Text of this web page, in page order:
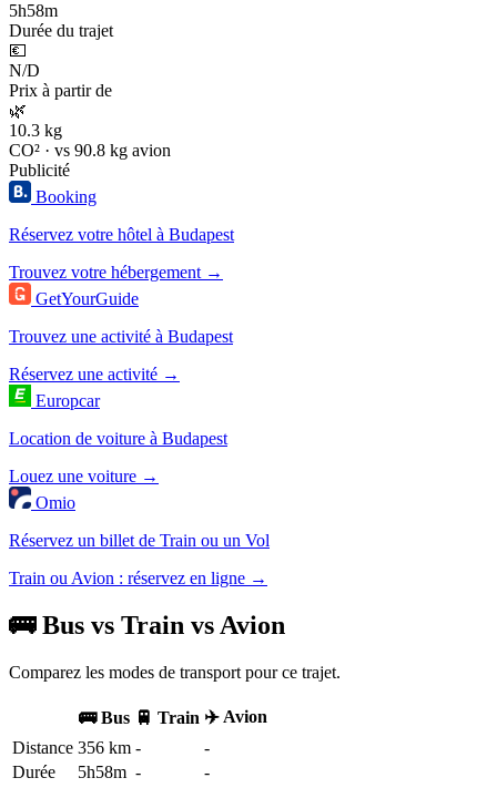
5h58m
Durée du trajet
💶
N/D
Prix à partir de
🌿
10.3 kg
CO² · vs 90.8 kg avion
Publicité
Booking
Réservez votre hôtel à Budapest
Trouvez votre hébergement →
GetYourGuide
Trouvez une activité à Budapest
Réservez une activité →
Europcar
Location de voiture à Budapest
Louez une voiture →
Omio
Réservez un billet de Train ou un Vol
Train ou Avion : réservez en ligne →
🚌 Bus vs Train vs Avion
Comparez les modes de transport pour ce trajet.
🚌 Bus 🚆 Train ✈️ Avion
Distance 356 km -
-
Durée
5h58m -
-